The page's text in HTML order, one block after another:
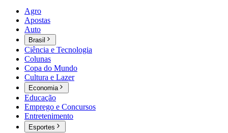
Agro
Apostas
Auto
Brasil
Ciência e Tecnologia
Colunas
Copa do Mundo
Cultura e Lazer
Economia
Educação
Emprego e Concursos
Entretenimento
Esportes